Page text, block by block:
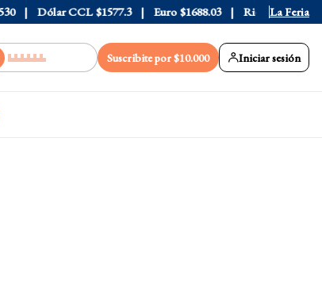
Dólar CCL $1577.3 Euro $1688.03 Riesgo País 408
La Feria
Suscribite por $10.000 Iniciar sesión